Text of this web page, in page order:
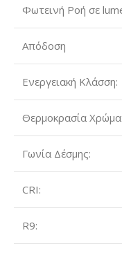
Φωτεινή Ροή σε
Απόδοση
Ενεργειακή Κλάσση:
Θερμοκρασία
Γωνία Δέσμης:
CRI:
R9: